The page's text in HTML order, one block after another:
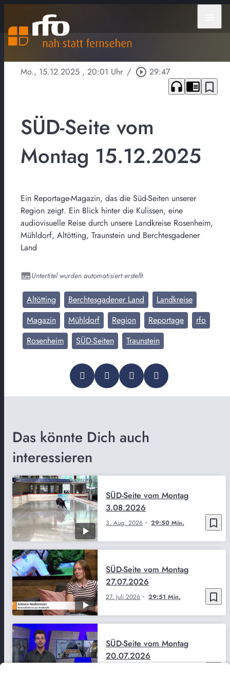
Mo., 15.12.2025 , 20:01 Uhr / play_circle_outline 29:47
headphones chrome_reader_mode bookmark_border
SÜD-Seite vom
Montag 15.12.2025
Ein Reportage-Magazin, das die Süd-Seiten unserer
Region zeigt. Ein Blick hinter die Kulissen, eine
audiovisuelle Reise durch unsere Landkreise Rosenheim,
Mühldorf, Altötting, Traunstein und Berchtesgadener
Land
Untertitel wurden automatisiert erstellt
Altötting Berchtesgadener Land
Landkreise
Magazin
Mühldorf Region Reportage
rfo
Rosenheim
SÜD-Seiten Traunstein
Das könnte Dich auch
interessieren
bookmark_border
3. Aug. 2026 29:50 Min.
SÜD-Seite vom Montag
3.08.2026
bookmark_border
27. Juli 2026 29:51 Min.
SÜD-Seite vom Montag
27.07.2026
SÜD-Seite vom Montag
20.07.2026